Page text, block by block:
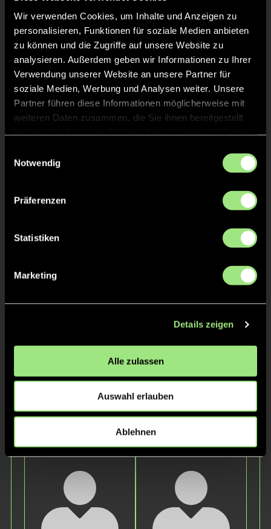
Wir verwenden Cookies, um Inhalte und Anzeigen zu
personalisieren, Funktionen für soziale Medien anbieten
zu können und die Zugriffe auf unsere Website zu
analysieren. Außerdem geben wir Informationen zu Ihrer
Verwendung unserer Website an unsere Partner für
soziale Medien, Werbung und Analysen weiter. Unsere
Partner führen diese Informationen möglicherweise mit
weiteren Daten zusammen, die Sie ihnen bereitgestellt
Notwendig
Präferenzen
Statistiken
Marketing
Details zeigen
Alle zulassen
Auswahl erlauben
Ablehnen
Lukas
H.
David
W.
Jannis
A.
Staff
Fabio
Seitz